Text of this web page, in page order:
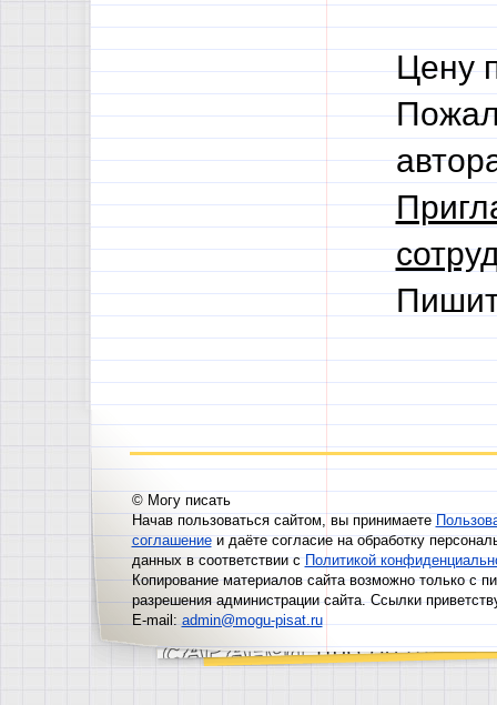
Цену
© Могу писать
Начав пользоваться сайтом, вы принимаете
соглашениеи даёте согласие на обработку
данных в соответствии сПолитикой
Копирование материалов сайта возможно только с
разрешения администрации сайта. Ссылки
E-mail:admin@mogu-pisat.ru